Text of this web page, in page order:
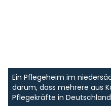
Ein Pflegeheim im
darum, dass mehrere aus
Pflegekräfte in